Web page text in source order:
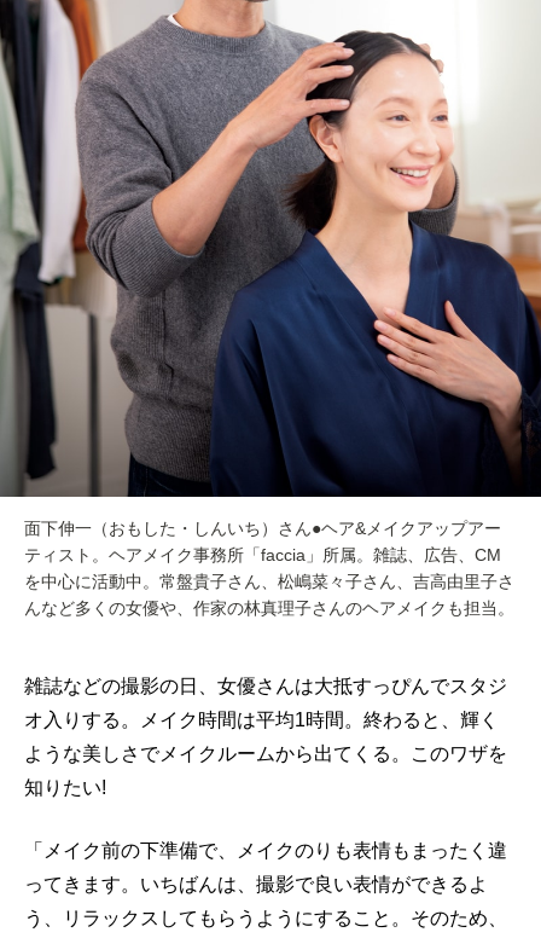
面下伸一（おもした・しんいち）さん●ヘア&メイクアップアー
ティスト。ヘアメイク事務所「faccia」所属。雑誌、広告、CM
を中心に活動中。常盤貴子さん、松嶋菜々子さん、吉高由里子さ
んなど多くの女優や、作家の林真理子さんのヘアメイクも担当。
雑誌などの撮影の日、女優さんは大抵すっぴんでスタジ
オ入りする。メイク時間は平均1時間。終わると、輝く
ような美しさでメイクルームから出てくる。このワザを
知りたい!
「メイク前の下準備で、メイクのりも表情もまったく違
ってきます。いちばんは、撮影で良い表情ができるよ
う、リラックスしてもらうようにすること。そのため、